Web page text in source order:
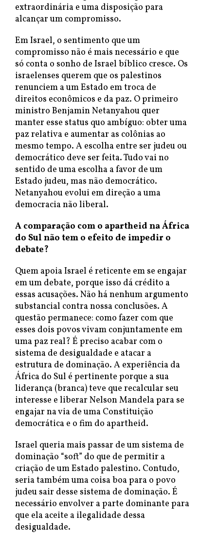
extraordinária e uma disposição para
alcançar um compromisso.
Em Israel, o sentimento que um
compromisso não é mais necessário e que
só conta o sonho de Israel bíblico cresce. Os
israelenses querem que os palestinos
renunciem a um Estado em troca de
direitos econômicos e da paz. O primeiro
ministro Benjamin Netanyahou quer
manter esse status quo ambíguo: obter uma
paz relativa e aumentar as colônias ao
mesmo tempo. A escolha entre ser judeu ou
democrático deve ser feita. Tudo vai no
sentido de uma escolha a favor de um
Estado judeu, mas não democrático.
Netanyahou evolui em direção a uma
democracia não liberal.
A comparação com o apartheid na África
do Sul não tem o efeito de impedir o
debate?
Quem apoia Israel é reticente em se engajar
em um debate, porque isso dá crédito a
essas acusações. Não há nenhum argumento
substancial contra nossa conclusões. A
questão permanece: como fazer com que
esses dois povos vivam conjuntamente em
uma paz real? É preciso acabar com o
sistema de desigualdade e atacar a
estrutura de dominação. A experiência da
África do Sul é pertinente porque a sua
liderança (branca) teve que recalcular seu
interesse e liberar Nelson Mandela para se
engajar na via de uma Constituição
democrática e o fim do apartheid.
Israel queria mais passar de um sistema de
dominação “soft” do que de permitir a
criação de um Estado palestino. Contudo,
seria também uma coisa boa para o povo
judeu sair desse sistema de dominação. É
necessário envolver a parte dominante para
que ela aceite a ilegalidade dessa
desigualdade.